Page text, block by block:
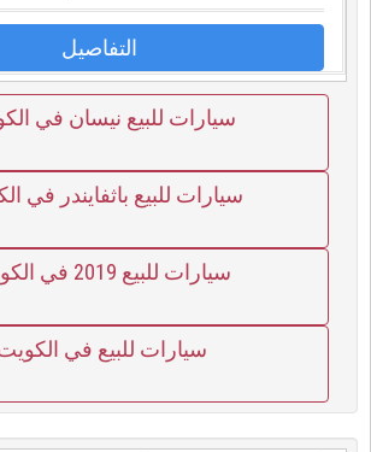
التفاصيل
سيارات للبيع نيسان في
سيارات للبيع باثفايندر في
سيارات للبيع 2019 في الكويت
سيارات للبيع في